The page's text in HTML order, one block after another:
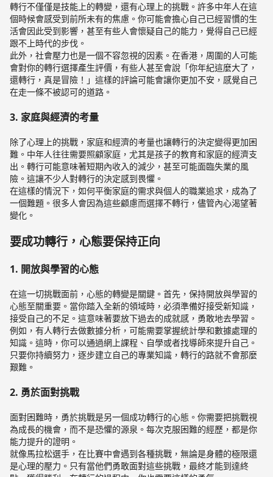
轉行不僅僅是技能上的轉變，還有心理上的挑戰。許多中年人在這
個時候會感受到前所未有的焦慮。你可能會擔心自己已經習慣的生
活會因此受到影響，甚至有些人會懷疑自己的能力，覺得自己已經
跟不上時代的步伐。
此外，社會壓力也是一個不容忽視的因素。在香港，周圍的人可能
會對你的轉行選擇產生評價，有些人甚至會說「你年紀這麼大了，
還轉行，真是冒險！」這樣的評論可能會讓你更加不安，感覺自己
在走一條不被認可的道路。
3. 家庭與經濟的考量
除了心理上的挑戰，家庭和經濟的考量也讓轉行的決定變得更加困
難。中年人往往需要照顧家庭，尤其是孩子的教育和家庭的經濟支
出。轉行可能意味著短期內收入的減少，甚至可能面臨失業的風
險。這讓不少人對轉行的決定感到畏懼。
在這樣的情況下，如何平衡家庭的需求與個人的職業追求，成為了
一個難題。很多人會因為這些顧慮而選擇不轉行，儘管內心渴望著
變化。
要成功轉行，心態要保持正向
1. 開放與學習的心態
在這一切挑戰面前，心態的轉變是關鍵。首先，保持開放與學習的
心態至關重要。當你踏入全新的領域時，必須準備好接受新知識，
接受自己的不足。這意味著要放下過去的成就感，勇敢地去學習。
例如，有人轉行去做數據分析，可能需要掌握統計學和數據處理的
知識。這時，你可以通過網上課程、自學或者找導師來提升自己。
只要你持續努力，逐步建立自己的專業知識，轉行的路就不會那麼
艱難。
2. 勇於面對挑戰
面對困難時，勇於挑戰是另一個成功轉行的心態。你需要把挑戰視
為成長的機會，而不是恐懼的源泉。每次克服困難的經歷，都是你
能力提升的證明。
就像馬拉松選手，在比賽中會遇到各種挑戰，無論是身體的極限還
是心理的壓力。只有當他們勇敢面對這些挑戰，最終才能到達終